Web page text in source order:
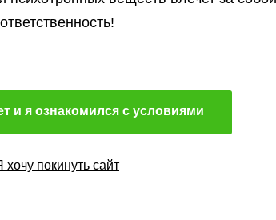
15.12.2025
ответственность!
и я ознакомился с условиями
хочу покинуть сайт